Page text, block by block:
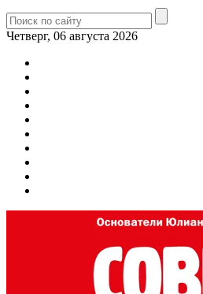
Четверг, 06 августа 2026